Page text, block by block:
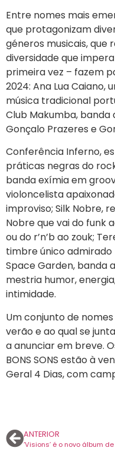
Entre nomes mais
que protagonizam
géneros musicais,
diversidade que
primeira vez – fazem
2024: Ana Lua Caiano,
música tradicional
Club Makumba, banda
Gonçalo Prazeres e
Conferência Inferno,
práticas negras do
banda exímia em
violoncelista
improviso; Silk Nobre,
Nobre que vai do funk
ou do r’n’b ao zouk;
timbre único admirado
Space Garden, banda
mestria humor,
intimidade.
Um conjunto de
verão e ao qual se
a anunciar em breve.
BONS SONS estão à
Geral 4 Dias, com
ANTERIOR